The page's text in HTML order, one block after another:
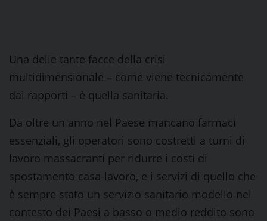
Una delle tante facce della crisi
multidimensionale – come viene tecnicamente
dai rapporti – è quella sanitaria.
Da oltre un anno nel Paese mancano farmaci
essenziali, gli operatori sono costretti a turni di
lavoro massacranti per ridurre i costi di
spostamento casa-lavoro, e i servizi di quello che
è sempre stato un servizio sanitario modello nel
contesto dei Paesi a basso o medio reddito sono